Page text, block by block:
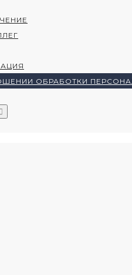
ОБРАБОТКИ